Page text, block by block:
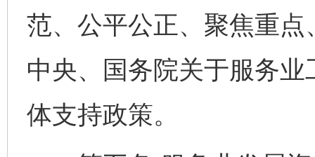
范、公平公正、聚焦重
中央、国务院关于服务
体支持政策。